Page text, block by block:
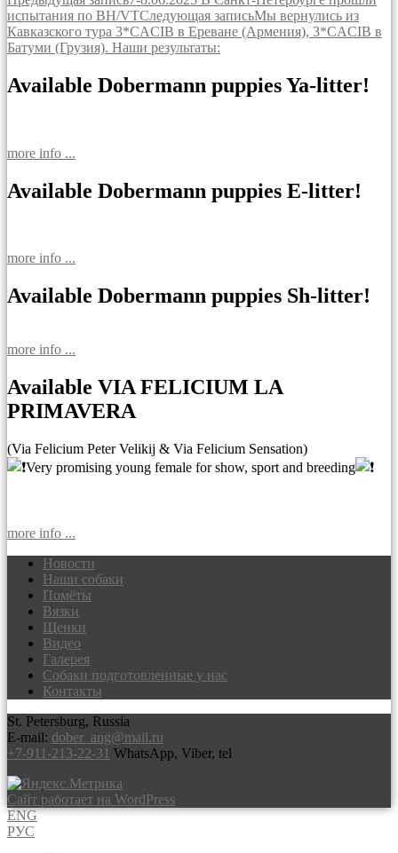
по
записям
испытания по BH/VTСледующая записьМы вернулись из
Кавказского тура 3*CACIB в Ереване (Армения), 3*CACIB в
Батуми (Грузия). Наши результаты:
Available Dobermann puppies Ya-litter!
more info ...
Available Dobermann puppies E-litter!
more info ...
Available Dobermann puppies Sh-litter!
more info ...
Available VIA FELICIUM LA
PRIMAVERA
(Via Felicium Peter Velikij & Via Felicium Sensation)
Very promising young female for show, sport and breeding
more info ...
Доберманы питомник Via Felicium,
щенки добермана
Новости
Наши собаки
Помёты
Вязки
Щенки
Видео
Галерея
Собаки подготовленные у нас
Контакты
St. Petersburg, Russia
E-mail: dober_ang@mail.ru
+7-911-213-22-31 WhatsApp, Viber, tel
Сайт работает на WordPress
ENG
РУС